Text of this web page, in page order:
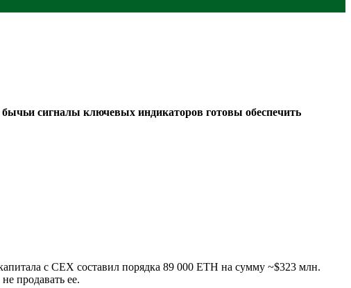
сигналы ключевых индикаторов готовы обеспечить
с CEX составил порядка 89 000 ETH на сумму ~$323 млн.
продавать ее.